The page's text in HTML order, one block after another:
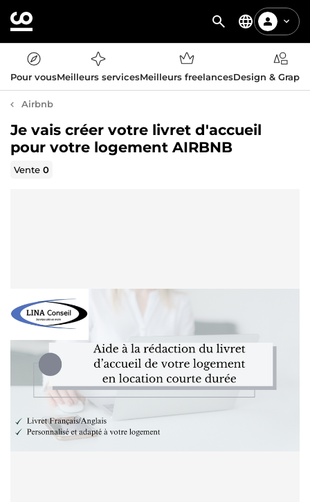
Pour vousMeilleurs servicesMeilleurs freelancesDesign &
Airbnb
Je vais créer votre livret d'accueil
pour votre logement AIRBNB
Vente0